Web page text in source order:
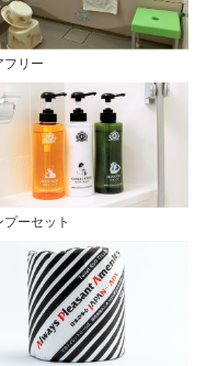
フリー
プーセット